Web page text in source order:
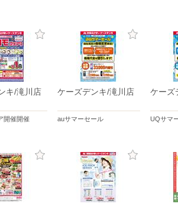
キ/滝川店
開催開催
ケーズデンキ/滝川店
auサマーセール
ケーズ
UQサマ